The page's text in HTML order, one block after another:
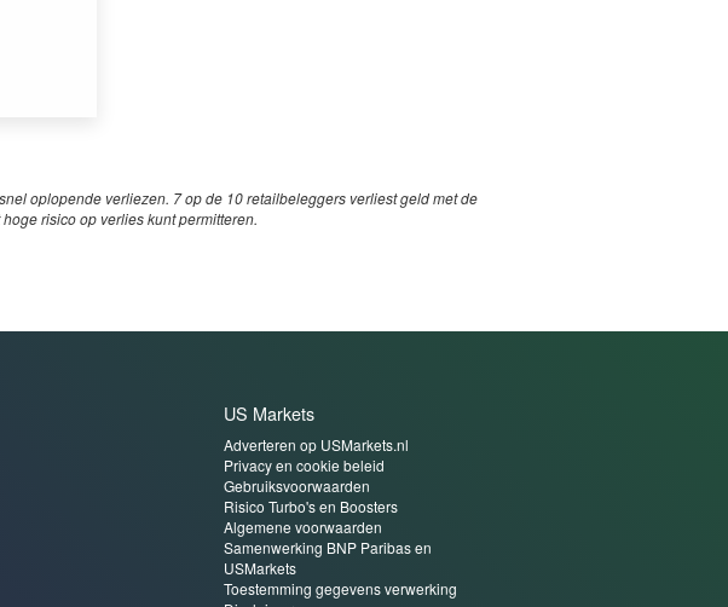
oplopende verliezen. 7 op de 10 retailbeleggers verliest geld met de
risico op verlies kunt permitteren.
US Markets
Adverteren op USMarkets.nl
Privacy en cookie beleid
Gebruiksvoorwaarden
Risico Turbo's en Boosters
Algemene voorwaarden
Samenwerking BNP Paribas en
USMarkets
Toestemming gegevens verwerking